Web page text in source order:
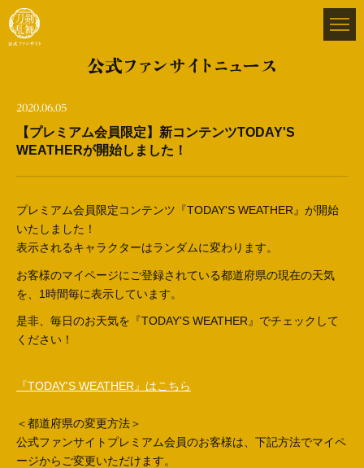
公式ファンサイトニュース
2020.06.05
【プレミアム会員限定】新コンテンツTODAY'S
WEATHERが開始しました！
プレミアム会員限定コンテンツ『TODAY'S WEATHER』が開始
いたしました！
表示されるキャラクターはランダムに変わります。
お客様のマイページにご登録されている都道府県の現在の天気
を、1時間毎に表示しています。
是非、毎日のお天気を『TODAY'S WEATHER』でチェックして
ください！
『TODAY'S WEATHER』はこちら
＜都道府県の変更方法＞
公式ファンサイトプレミアム会員のお客様は、下記方法でマイペ
ージからご変更いただけます。